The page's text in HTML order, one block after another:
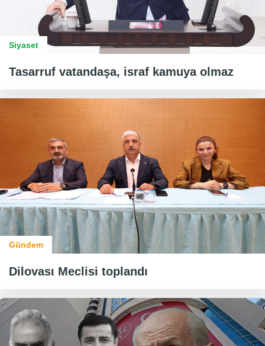
Siyaset
Tasarruf vatandaşa, israf kamuya olmaz
Gündem
Dilovası Meclisi toplandı